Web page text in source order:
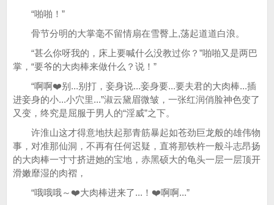
“啪啪！”
骨节分明的大掌毫不留情扇在雪臀上,荡起道道白浪。
“甚么你呀我的，床上要喊什么没教过你？”啪啪又是两巴
掌，“要爷的大肉棒来做什么？说！”
“啊啊❤️别...别打，妾身说...妾身要...要夫君的大肉棒...插
进妾身的小...小穴里...”淑云黛眉微皱，一张红润俏脸神色变了
又变，终究是屈服于男人的“淫威”之下。
许淮山这才得意地扶起那青筋暴起如苍劲巨龙般的雄伟物
事，对准那仙洞，不再有任何迟疑，直将那铁杵一般斗志昂扬
的大肉棒一寸寸挤进她的宝地，赤黑硕大的龟头一层一层顶开
滑嫩靡湿的肉褶，
“哦哦哦～❤️大肉棒进来了...！❤️啊啊...”